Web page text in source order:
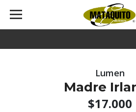
Lumen
Madre
$17.000